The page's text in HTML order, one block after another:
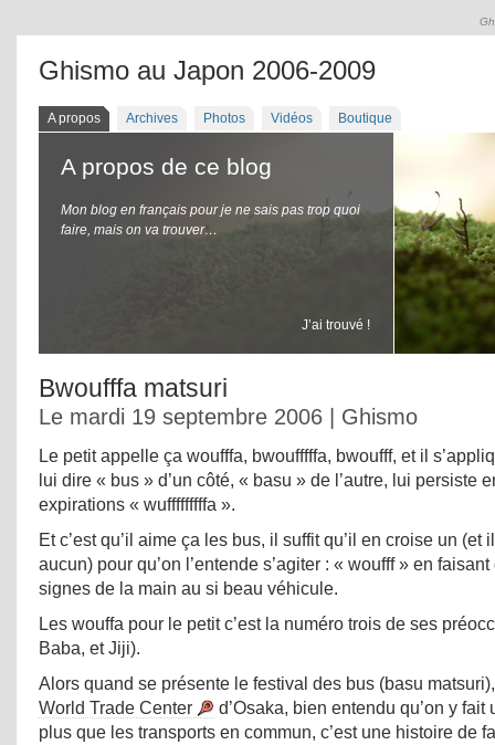
Ghismo au Japon 2006-2009
A propos Archives Photos Vidéos Boutique
A propos de ce blog
Mon blog en français pour je ne sais pas trop quoi
faire, mais on va trouver…
J’ai trouvé !
Bwoufffa matsuri
Le mardi 19 septembre 2006 | Ghismo
Le petit appelle ça woufffa, bwoufffffa, bwoufff, et il
lui dire « bus » d’un côté, « basu » de l’autre, lui persiste
expirations « wufffffffffa ».
Et c’est qu’il aime ça les bus, il suffit qu’il en croise un (et
aucun) pour qu’on l’entende s’agiter : « woufff » en
signes de la main au si beau véhicule.
Les wouffa pour le petit c’est la numéro trois de ses
Baba, et Jiji).
Alors quand se présente le festival des bus (basu
World Trade Center
d’Osaka, bien entendu qu’on y fait
plus que les transports en commun, c’est une histoire de